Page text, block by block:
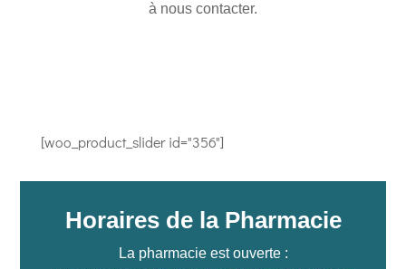
à nous contacter.
[woo_product_slider id="356"]
Horaires de la Pharmacie
La pharmacie est ouverte :